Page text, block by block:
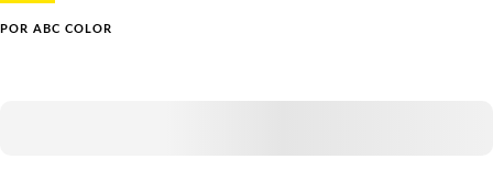
POR ABC COLOR